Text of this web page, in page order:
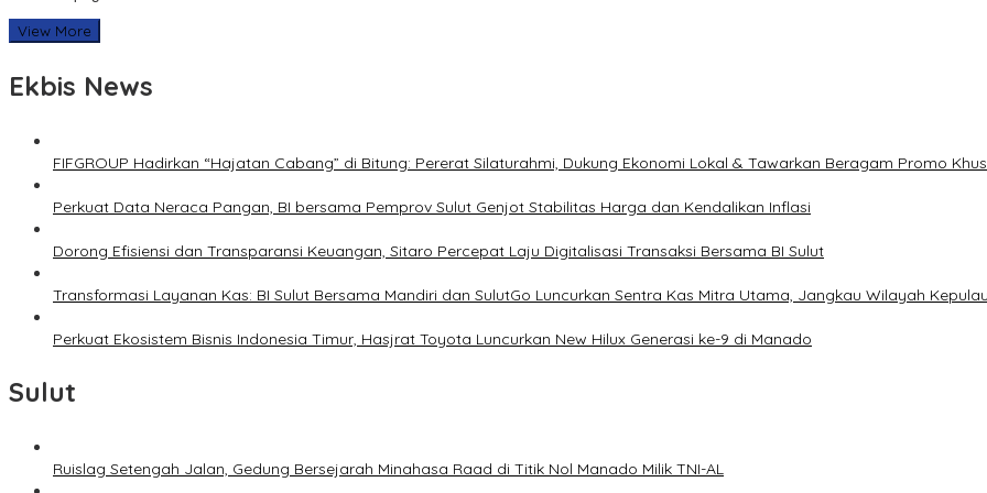
View More
Ekbis News
FIFGROUP Hadirkan “Hajatan Cabang” di Bitung: Pererat Silaturahmi, Dukung Ekonomi Lokal & Tawarkan Beragam Promo
Perkuat Data Neraca Pangan, BI bersama Pemprov Sulut Genjot Stabilitas Harga dan Kendalikan Inflasi
Dorong Efisiensi dan Transparansi Keuangan, Sitaro Percepat Laju Digitalisasi Transaksi Bersama BI Sulut
Transformasi Layanan Kas: BI Sulut Bersama Mandiri dan SulutGo Luncurkan Sentra Kas Mitra Utama, Jangkau Wilayah
Perkuat Ekosistem Bisnis Indonesia Timur, Hasjrat Toyota Luncurkan New Hilux Generasi ke-9 di Manado
Sulut
Ruislag Setengah Jalan, Gedung Bersejarah Minahasa Raad di Titik Nol Manado Milik TNI-AL